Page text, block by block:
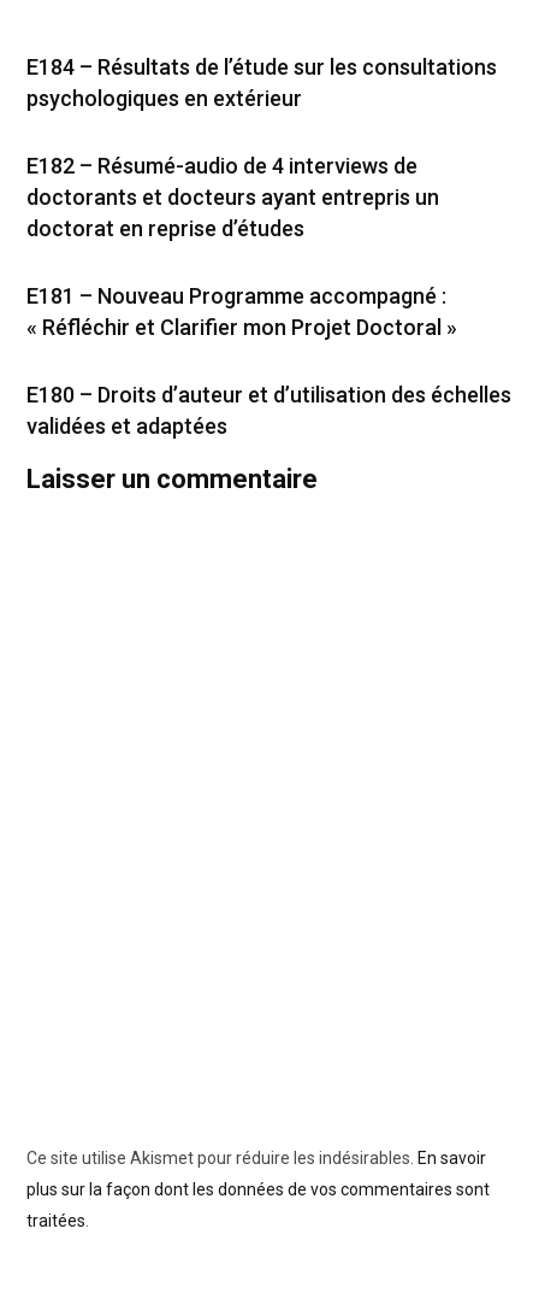
E184 – Résultats de l’étude sur les consultations
psychologiques en extérieur
E182 – Résumé-audio de 4 interviews de
doctorants et docteurs ayant entrepris un
doctorat en reprise d’études
E181 – Nouveau Programme accompagné :
« Réfléchir et Clarifier mon Projet Doctoral »
E180 – Droits d’auteur et d’utilisation des échelles
validées et adaptées
Laisser un commentaire
Ce site utilise Akismet pour réduire les indésirables. En savoir
plus sur la façon dont les données de vos commentaires sont
traitées